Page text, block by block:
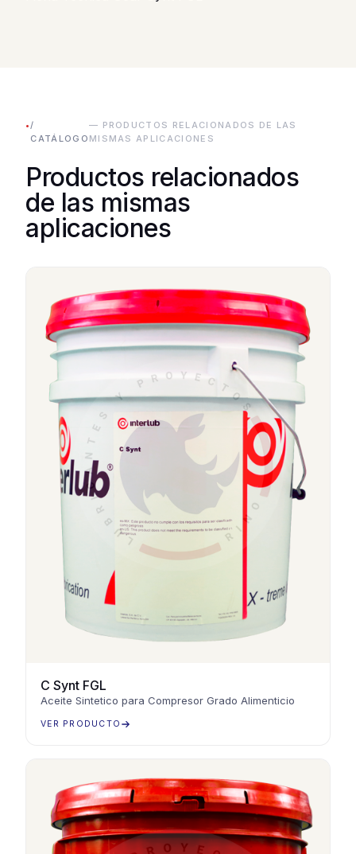
• /
CATÁLOGO
— PRODUCTOS RELACIONADOS DE LAS
MISMAS APLICACIONES
Productos relacionados
de las mismas
aplicaciones
C Synt FGL
Aceite Sintetico para Compresor Grado Alimenticio
VER PRODUCTO